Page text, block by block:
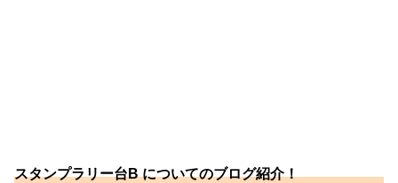
スタンプラリー台B についてのブログ紹介！